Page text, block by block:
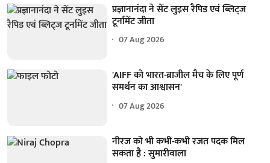
प्रज्ञानानंदा ने सेंट लुइस रैपिड एवं ब्लिट्ज
टूर्नामेंट जीता
07 Aug 2026
'AIFF को भारत-ब्राजील मैच के लिए पूर्ण
समर्थन का आश्वासन'
07 Aug 2026
नीरज को भी कभी-कभी रजत पदक मिल
सकता है : सुमारीवाला